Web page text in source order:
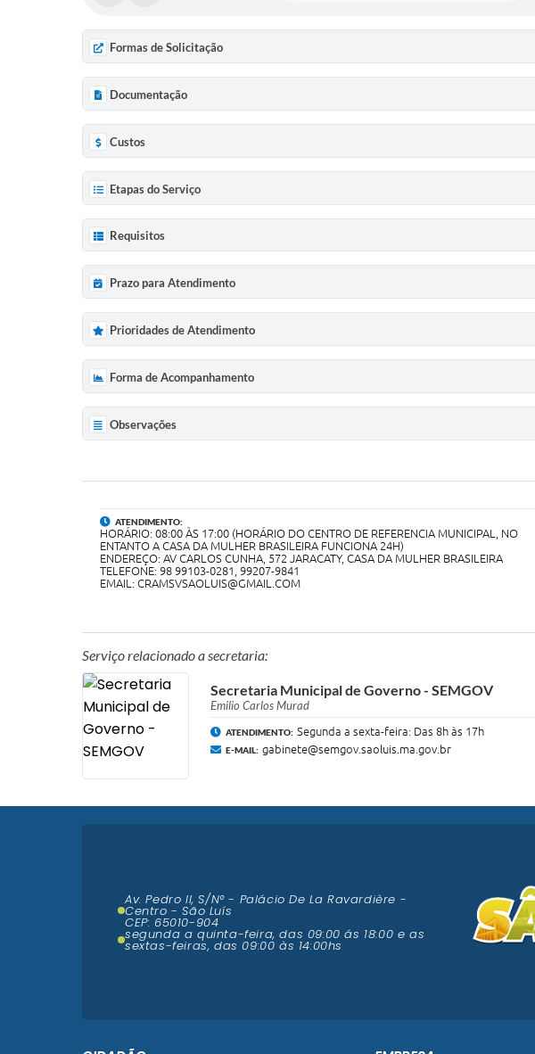
Formas de Solicitação
Documentação
Custos
Etapas do Serviço
Requisitos
Prazo para Atendimento
Prioridades de Atendimento
Forma de Acompanhamento
Observações
ATENDIMENTO:
HORÁRIO: 08:00 ÀS 17:00 (HORÁRIO DO CENTRO DE REFERENCIA MUNICIPAL, NO
ENTANTO A CASA DA MULHER BRASILEIRA FUNCIONA 24H)
ENDEREÇO: AV CARLOS CUNHA, 572 JARACATY, CASA DA MULHER BRASILEIRA
TELEFONE: 98 99103-0281, 99207-9841
EMAIL: CRAMSVSAOLUIS@GMAIL.COM
Serviço relacionado a secretaria:
Secretaria Municipal de Governo - SEMGOV
Emilio Carlos Murad
ATENDIMENTO: Segunda a sexta-feira: Das 8h às 17h
E-MAIL: gabinete@semgov.saoluis.ma.gov.br
Av. Pedro II, S/N° - Palácio De La Ravardière -
Centro - São Luís
CEP: 65010-904
segunda a quinta-feira, das 09:00 ás 18:00 e as
sextas-feiras, das 09:00 às 14:00hs